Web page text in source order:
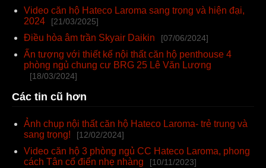
Video căn hộ Hateco Laroma sang trọng và hiện đại,
2024
[21/03/2025]
Điều hòa âm trần Skyair Daikin [07/06/2024]
Ấn tượng với thiết kế nội thất căn hộ penthouse 4
phòng ngủ chung cư BRG 25 Lê Văn Lương
[18/03/2024]
Các tin cũ hơn
Ảnh chụp nội thất căn hộ Hateco Laroma- trẻ trung và
sang trọng!
[12/02/2024]
Video căn hộ 3 phòng ngủ CC Hateco Laroma, phong
cách Tân cổ điển nhẹ nhàng
[10/11/2023]